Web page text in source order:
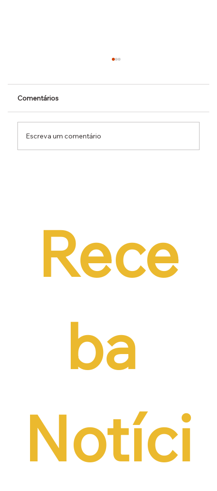
Comentários
Escreva um comentário
Rece
ba
Notíci